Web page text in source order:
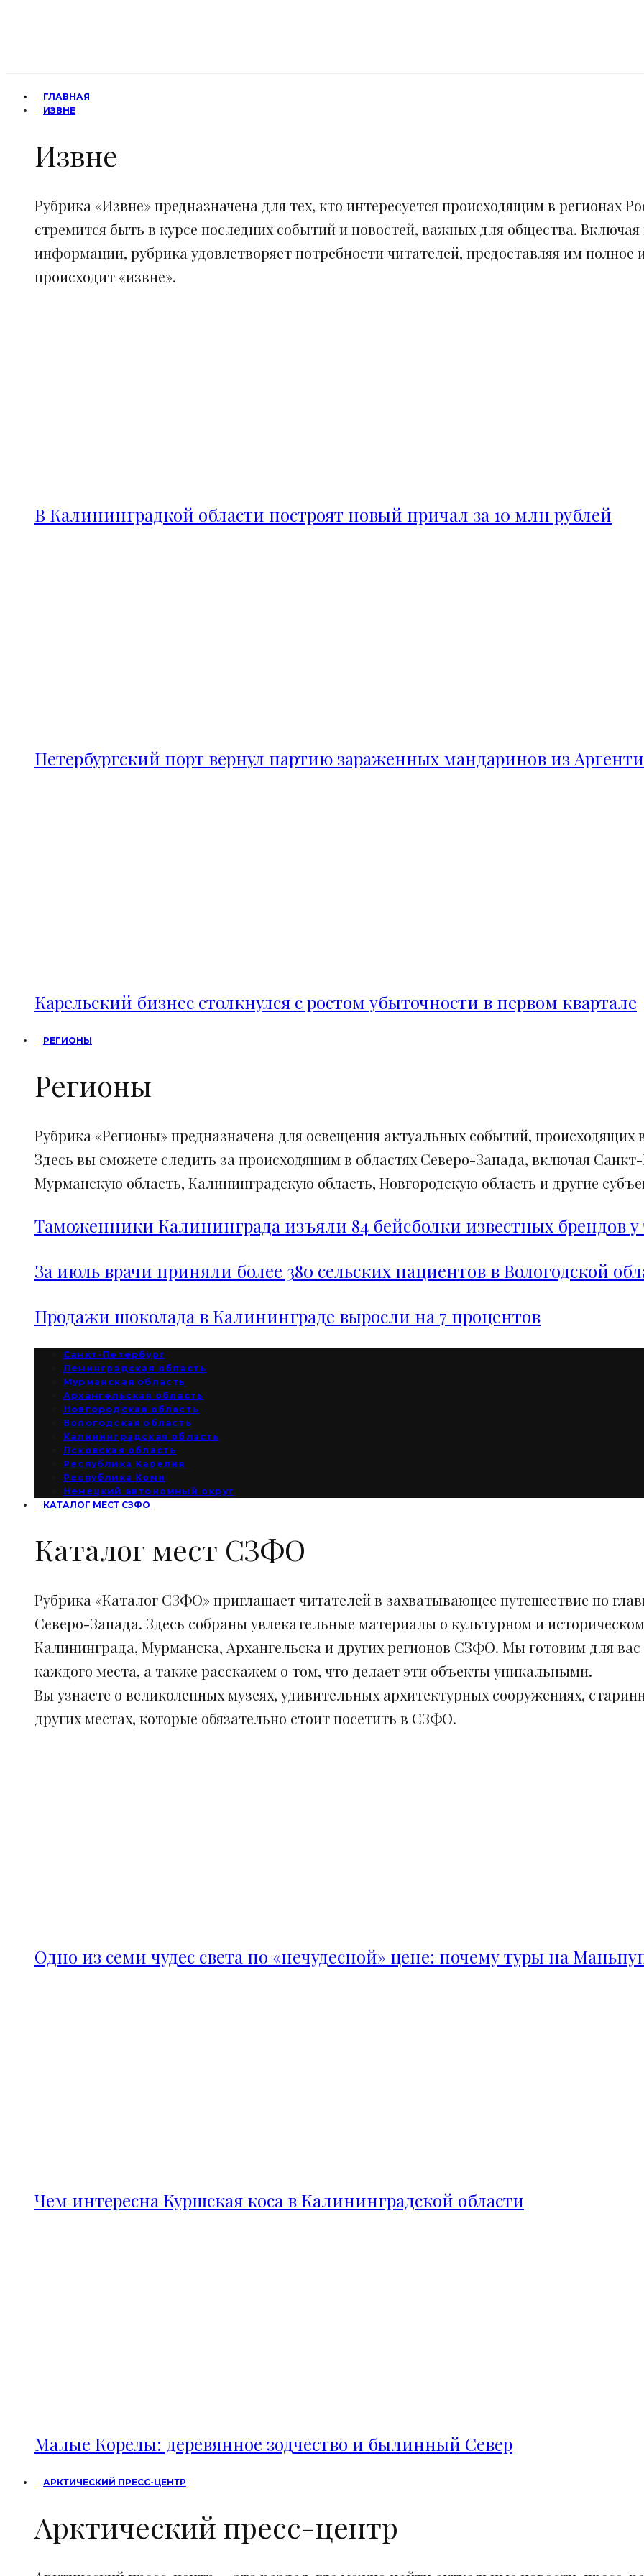
ГЛАВНАЯ
ИЗВНЕ
Извне
Рубрика «Извне» предназначена для тех, кто интересуется происходящим в регионах
стремится быть в курсе последних событий и новостей, важных для общества.
информации, рубрика удовлетворяет потребности читателей, предоставляя им полное
происходит «извне».
В Калининградкой области построят новый причал за 10 млн рублей
Петербургский порт вернул партию зараженных мандаринов из
Карельский бизнес столкнулся с ростом убыточности в первом квартале
РЕГИОНЫ
Регионы
Рубрика «Регионы» предназначена для освещения актуальных событий, происходящих
Здесь вы сможете следить за происходящим в областях Северо-Запада, включая
Мурманскую область, Калининградскую область, Новгородскую область и другие
Таможенники Калининграда изъяли 84 бейсболки известных брендов у
За июль врачи приняли более 380 сельских пациентов в Вологодской
Продажи шоколада в Калининграде выросли на 7 процентов
Санкт-Петербург
Ленинградская область
Мурманская область
Архангельская область
Новгородская область
Вологодская область
Калининградская область
Псковская область
Республика Карелия
Республика Коми
Ненецкий автономный округ
КАТАЛОГ МЕСТ СЗФО
Каталог мест СЗФО
Рубрика «Каталог СЗФО» приглашает читателей в захватывающее путешествие по
Северо-Запада. Здесь собраны увлекательные материалы о культурном и
Калининграда, Мурманска, Архангельска и других регионов СЗФО. Мы готовим для
каждого места, а также расскажем о том, что делает эти объекты уникальными.
Вы узнаете о великолепных музеях, удивительных архитектурных сооружениях,
других местах, которые обязательно стоит посетить в СЗФО.
Одно из семи чудес света по «нечудесной» цене: почему туры на
Чем интересна Куршская коса в Калининградской области
Малые Корелы: деревянное зодчество и былинный Север
АРКТИЧЕСКИЙ ПРЕСС-ЦЕНТР
Арктический пресс-центр